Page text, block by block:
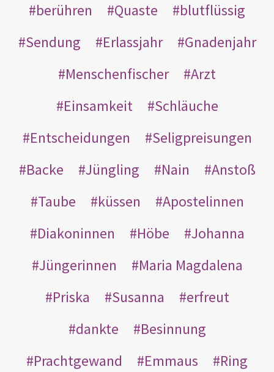
berühren
Quaste
blutflüssig
Sendung
Erlassjahr
Gnadenjahr
Menschenfischer
Arzt
Einsamkeit
Schläuche
Entscheidungen
Seligpreisungen
Backe
Jüngling Nain
Anstoß
Taube
küssen
Apostelinnen
Diakoninnen
Höbe
Johanna
Jüngerinnen
Maria Magdalena
Priska
Susanna
erfreut
dankte
Besinnung
Prachtgewand
Emmaus
Ring